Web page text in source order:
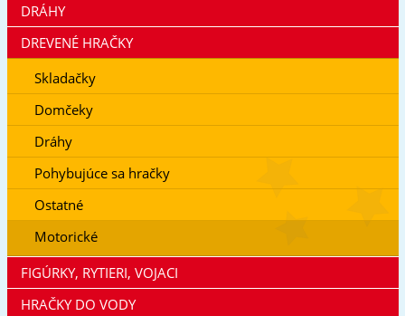
DRÁHY
DREVENÉ HRAČKY
Skladačky
Domčeky
Dráhy
Pohybujúce sa hračky
Ostatné
Motorické
FIGÚRKY, RYTIERI, VOJACI
HRAČKY DO VODY